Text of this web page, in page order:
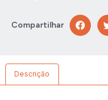
Compartilhar
Descrição